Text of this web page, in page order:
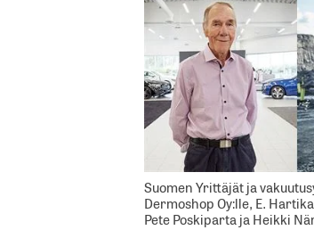
Suomen Yrittäjät ja
Dermoshop Oy:lle, E.
Pete Poskiparta ja Heikki